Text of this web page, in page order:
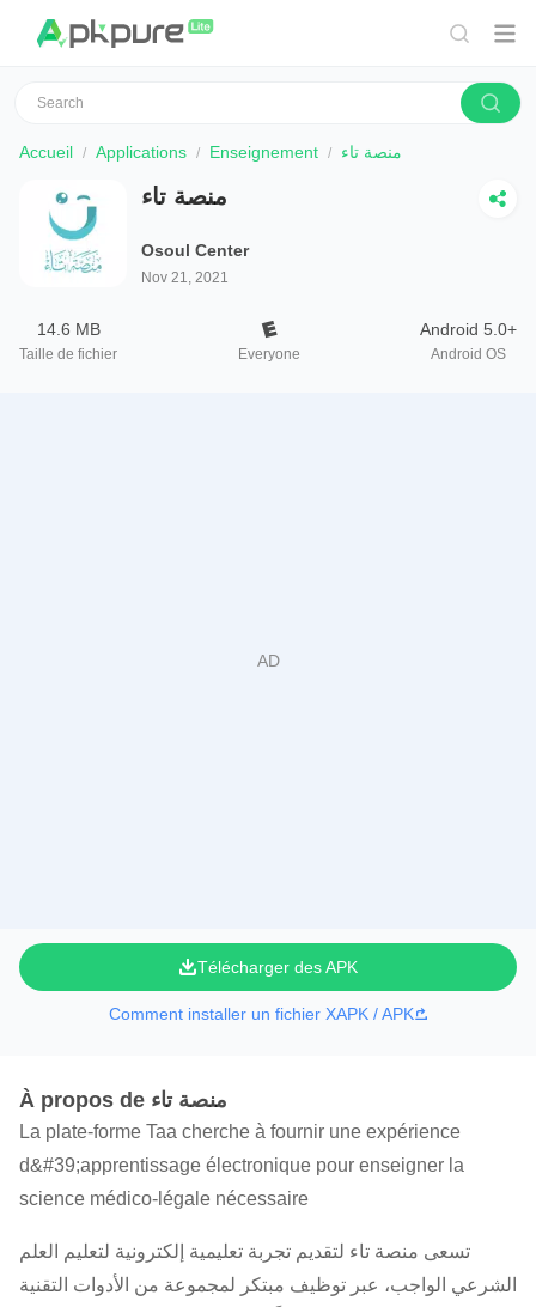
Accueil Applications Enseignement منصة تاء
منصة تاء
Osoul Center
Nov 21, 2021
14.6 MB
Taille de fichier Everyone
Android 5.0+
Android OS
Télécharger des APK
Comment installer un fichier XAPK / APK
À propos de منصة تاء
La plate-forme Taa cherche à fournir une expérience
d&#39;apprentissage électronique pour enseigner la
science médico-légale nécessaire
تسعى منصة تاء لتقديم تجربة تعليمية إلكترونية لتعليم العلم
الشرعي الواجب، عبر توظيف مبتكر لمجموعة من الأدوات التقنية